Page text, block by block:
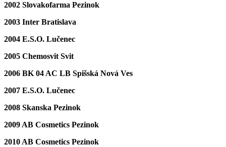
2002 Slovakofarma Pezinok
2003 Inter Bratislava
2004 E.S.O. Lučenec
2005 Chemosvit Svit
2006 BK 04 AC LB Spišská Nová Ves
2007 E.S.O. Lučenec
2008 Skanska Pezinok
2009 AB Cosmetics Pezinok
2010 AB Cosmetics Pezinok